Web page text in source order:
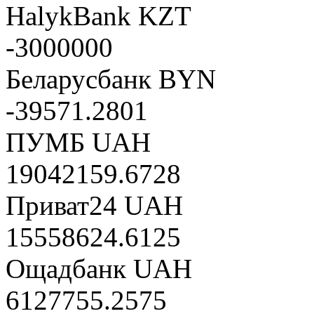
HalykBank KZT
-3000000
Беларусбанк BYN
-39571.2801
ПУМБ UAH
19042159.6728
Приват24 UAH
15558624.6125
Ощадбанк UAH
6127755.2575